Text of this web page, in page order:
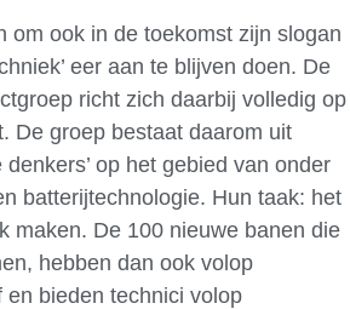
om ook in de toekomst zijn slogan
eer aan te blijven doen. De
richt zich daarbij volledig op
De groep bestaat daarom uit
denkers’ op het gebied van onder
batterijtechnologie. Hun taak: het
maken. De 100 nieuwe banen die
hebben dan ook volop
bieden technici volop